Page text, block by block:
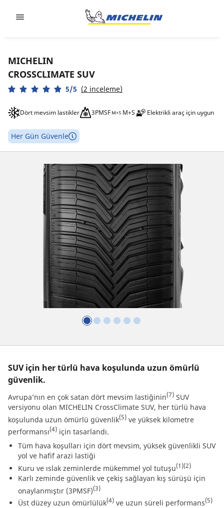
MICHELIN
CROSSCLIMATE SUV
5/5 (2 inceleme)
Dört mevsim lastikler 3PMSF M+S Elektrikli araç için uygun
Her Gün Güvenle
SUV için her türlü hava koşulunda uzun ömürlü
güvenlik.
Avrupa’nın en çok satan dört mevsim lastiğinin(7) SUV
versiyonu olan MICHELIN CrossClimate SUV, her türlü hava
koşulunda uzun ömürlü güvenlik(5) ve yüksek kilometre
performansı(4) için tasarlandı.
Tüm hava koşulları için dört mevsim, yüksek güvenlikli SUV
yol ve hafif arazi lastiği
Kuru ve ıslak zeminlerde mükemmel yol tutuşu(1)(2)
Karlı zeminde güvenlik ve çekiş sağlayan kış sürüşü için
onaylanmıştır (3PMSF)(3)
Üst düzey uzun ömürlülük(4) ve uzun süreli performans(5)